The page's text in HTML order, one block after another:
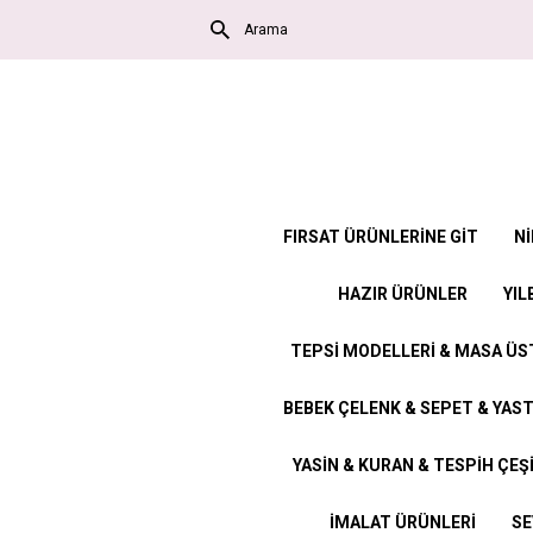
FIRSAT ÜRÜNLERİNE GİT
HAZIR ÜRÜNLER
TEPSİ MODELLERİ & MASA
BEBEK ÇELENK & SEPET &
YASİN & KURAN & TESPİH
İMALAT ÜRÜNLERİ